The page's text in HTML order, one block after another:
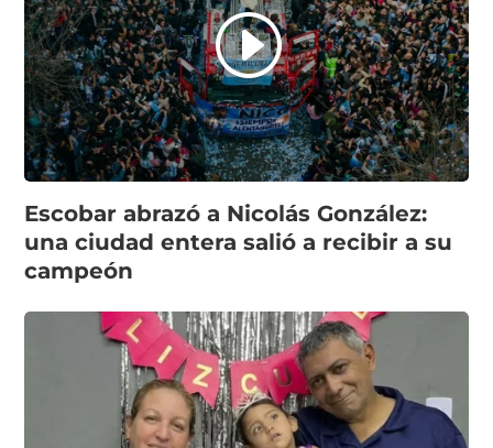
Escobar abrazó a Nicolás González:
una ciudad entera salió a recibir a su
campeón